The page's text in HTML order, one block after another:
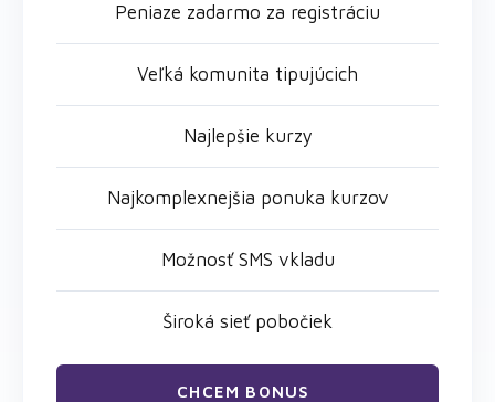
Peniaze zadarmo za registráciu
Veľká komunita tipujúcich
Najlepšie kurzy
Najkomplexnejšia ponuka kurzov
Možnosť SMS vkladu
Široká sieť pobočiek
CHCEM BONUS